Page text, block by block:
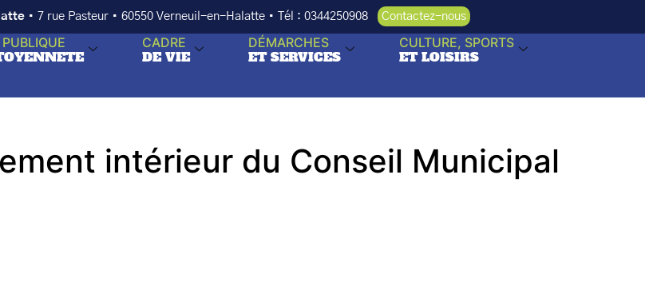
• 7 rue Pasteur • 60550 Verneuil-en-Halatte • Tél : 0344250908 Contactez-nous
CADRE
DE VIE
DÉMARCHES
ET SERVICES
CULTURE, SPORTS
ET LOISIRS
intérieur du Conseil Municipal